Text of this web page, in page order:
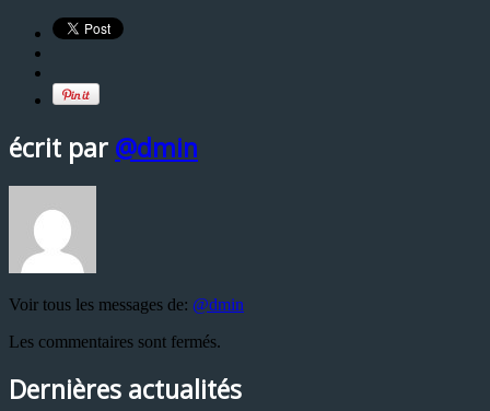
écrit par @dmin
Voir tous les messages de: @dmin
Les commentaires sont fermés.
Dernières actualités